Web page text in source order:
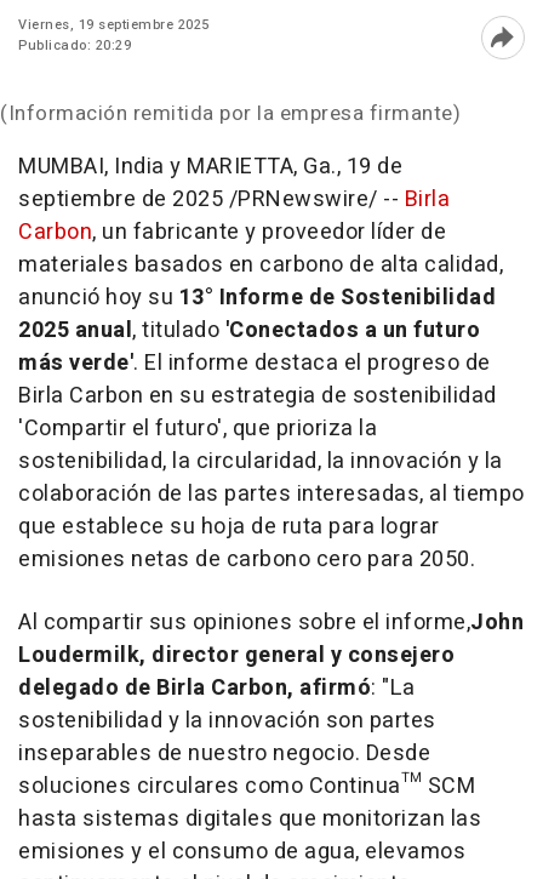
Viernes, 19 septiembre 2025
Publicado: 20:29
(Información remitida por la empresa firmante)
MUMBAI, India y MARIETTA, Ga., 19 de
septiembre de 2025/PRNewswire/ -- Birla
Carbon, un fabricante y proveedor líder de
materiales basados en carbono de alta calidad,
anunció hoy su 13° Informe de Sostenibilidad
2025 anual, titulado 'Conectados a un futuro
más verde'. El informe destaca el progreso de
Birla Carbon en su estrategia de sostenibilidad
'Compartir el futuro', que prioriza la
sostenibilidad, la circularidad, la innovación y la
colaboración de las partes interesadas, al tiempo
que establece su hoja de ruta para lograr
emisiones netas de carbono cero para 2050.
Al compartir sus opiniones sobre el informe,John
Loudermilk, director general y consejero
delegado de Birla Carbon, afirmó: "La
sostenibilidad y la innovación son partes
inseparables de nuestro negocio. Desde
soluciones circulares como Continua™ SCM
hasta sistemas digitales que monitorizan las
emisiones y el consumo de agua, elevamos